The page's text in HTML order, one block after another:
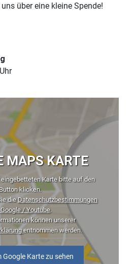
über eine kleine Spende!
MAPS KARTE
Karte bitte auf den
Button klicken.
dieDatenschutzbestimmungen
/ Youtube.
können unserer
entnommen werden.
Google Karte zu sehen